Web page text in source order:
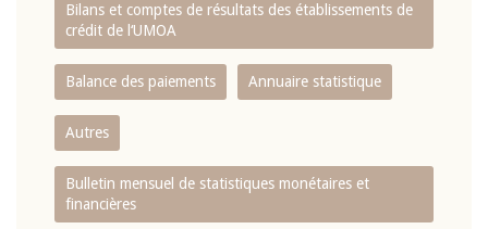
Bilans et comptes de résultats des établissements de
crédit de l‘UMOA
Balance des paiements Annuaire statistique
Autres
Bulletin mensuel de statistiques monétaires et
financières